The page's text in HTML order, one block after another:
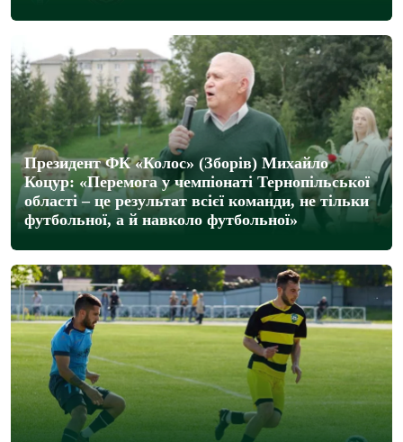
Президент ФК «Колос» (Зборів) Михайло
Коцур: «Перемога у чемпіонаті Тернопільської
області – це результат всієї команди, не тільки
футбольної, а й навколо футбольної»